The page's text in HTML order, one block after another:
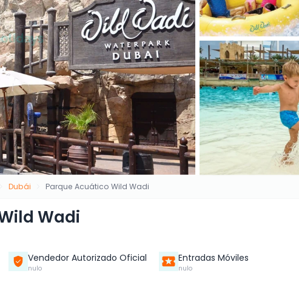
Dubái Parque Acuático Wild Wadi
Wadi
Vendedor Autorizado Oficial
nulo
Entradas Móviles
nulo